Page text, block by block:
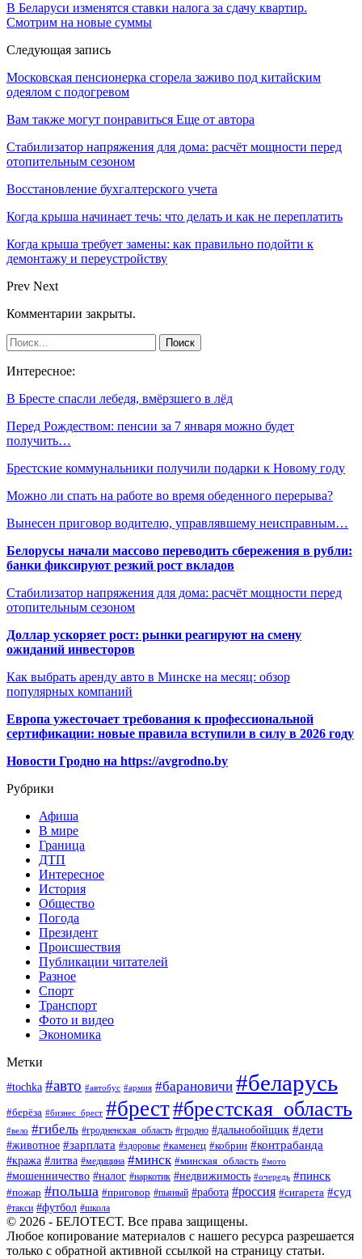
В Беларуси изменятся ставки налога за сдачу квартир.
Смотрим на новые суммы
Следующая запись
Московская пенсионерка сгорела заживо под китайским
одеялом с подогревом
Вам также могут понравиться Еще от автора
Стабилизатор напряжения для дома: расчёт мощности перед
отопительным сезоном
Восстановление бухгалтерского учета
Когда крыша начинает течь: что делать и как не переплатить
Когда крыша требует замены: как правильно подойти к
демонтажу и переустройству
Prev Next
Комментарии закрыты.
Интересное:
В Бресте спасли лебедя, вмёрзшего в лёд
Перед Рождеством: пенсии за 7 января можно будет
получить…
Брестские коммунальники получили подарки к Новому году
Можно ли спать на работе во время обеденного перерыва?
Вынесен приговор водителю, управлявшему неисправным…
Белорусы начали массово переводить сбережения в рубли:
банки фиксируют резкий рост вкладов
Стабилизатор напряжения для дома: расчёт мощности перед
отопительным сезоном
Доллар ускоряет рост: рынки реагируют на смену
ожиданий инвесторов
Как выбрать аренду авто в Минске на месяц: обзор
популярных компаний
Европа ужесточает требования к профессиональной
сертификации: новые правила вступили в силу в 2026 году
Новости Гродно на https://avgrodno.by
Рубрики
Афиша
В мире
Граница
ДТП
Интересное
История
Общество
Погода
Президент
Происшествия
Публикации читателей
Разное
Спорт
Транспорт
Фото и видео
Экономика
Метки
#tochka #авто #автобус #армия #барановичи #беларусь
#берёза #бизнес_брест #брест#брестская_область
#вело #гибель #гродненская_область #гродно #дальнобойщик #дети
#животное #зарплата #здоровье #каменец #кобрин #контрабанда
#кража #литва #медицина #минск #минская_область #мото
#мошенничество #налог #наркотик #недвижимость #очередь #пинск
#пожар #польша #приговор #пьяный #работа #россия #сигарета #суд
#такси #футбол #школа
© 2026 - БЕЛОТЕСТ. Все права защищены.
Любое копирование материалов с нашего ресурса разрешается
только с обратной активной ссылкой на страницу статьи.